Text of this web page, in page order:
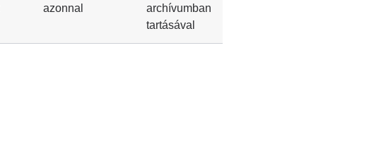
azonnal
archívumban
tartásával